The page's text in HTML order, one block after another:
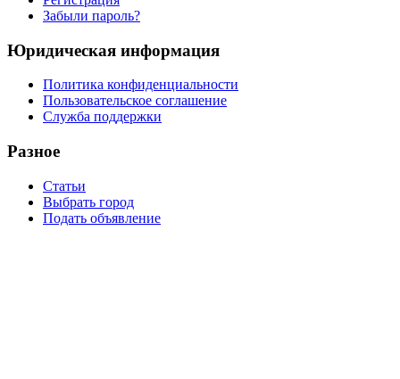
Забыли пароль?
Юридическая информация
Политика конфиденциальности
Пользовательское соглашение
Служба поддержки
Разное
Статьи
Выбрать город
Подать объявление